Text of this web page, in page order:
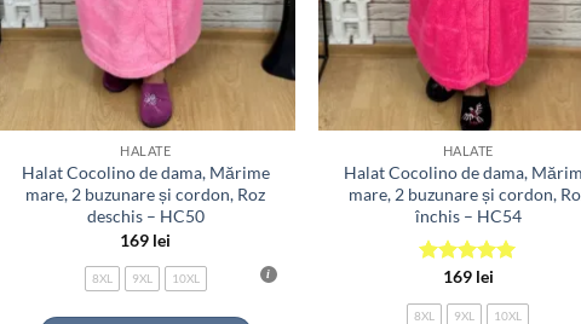
HALATE
Halat Cocolino de dama, Mărime
mare, 2 buzunare și cordon, Roz
deschis – HC50
169 lei
8XL 9XL 10XL
HALATE
Halat Cocolino de dama,
mare, 2 buzunare și cordon,
închis – HC54
Evaluat la
169 lei
8XL 9XL 10XL